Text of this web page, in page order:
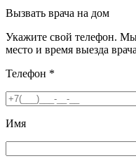
Вызвать врача на дом
Укажите свой телефон.
место и время выезда
Телефон *
Имя